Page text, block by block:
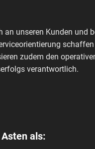
an unseren Kunden und
zudem den
verantwortlich.
als: